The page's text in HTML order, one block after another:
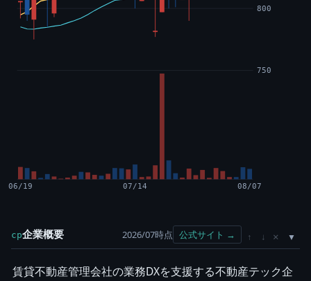
750
800
06/19 07/14 08/07
cp企業概要 2026/07時点 公式サイト → ↑ ↓ ×
賃貸不動産管理会社の業務DXを支援する不動産テック企